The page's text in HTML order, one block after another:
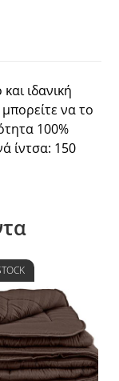
ιδανική
να το
100%
ίντσα: 150